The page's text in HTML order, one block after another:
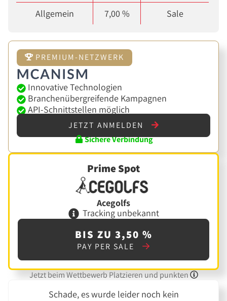
Allgemein
7,00 % Sale
PREMIUM-NETZWERK
Innovative Technologien
Branchenübergreifende Kampagnen
API-Schnittstellen möglich
JETZT ANMELDEN
Sichere Verbindung
Prime Spot
Acegolfs
Tracking unbekannt
BIS ZU 3,50 %
PAY PER SALE
Jetzt beim Wettbewerb Platzieren und punkten
Schade, es wurde leider noch kein